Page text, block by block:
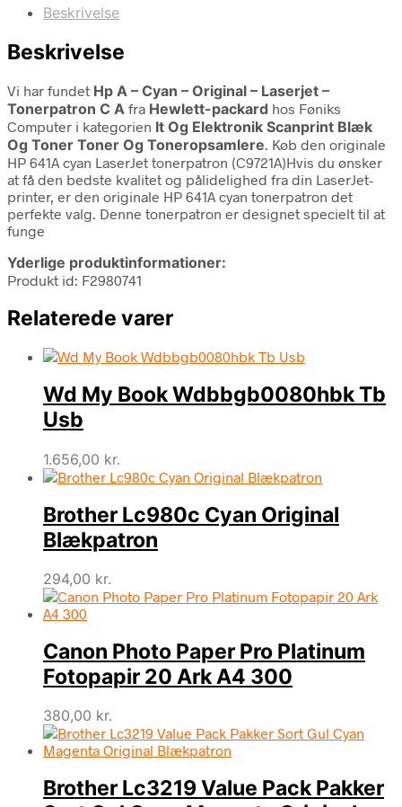
Beskrivelse
Beskrivelse
Vi har fundet Hp A – Cyan – Original – Laserjet –
Tonerpatron C A fra Hewlett-packard hos Føniks
Computer i kategorien It Og Elektronik Scanprint Blæk
Og Toner Toner Og Toneropsamlere. Køb den originale
HP 641A cyan LaserJet tonerpatron (C9721A)Hvis du ønsker
at få den bedste kvalitet og pålidelighed fra din LaserJet-
printer, er den originale HP 641A cyan tonerpatron det
perfekte valg. Denne tonerpatron er designet specielt til at
funge
Yderlige produktinformationer:
Produkt id: F2980741
Relaterede varer
Wd My Book Wdbbgb0080hbk Tb
Usb
1.656,00 kr.
Brother Lc980c Cyan Original
Blækpatron
294,00 kr.
Canon Photo Paper Pro Platinum
Fotopapir 20 Ark A4 300
380,00 kr.
Brother Lc3219 Value Pack Pakker